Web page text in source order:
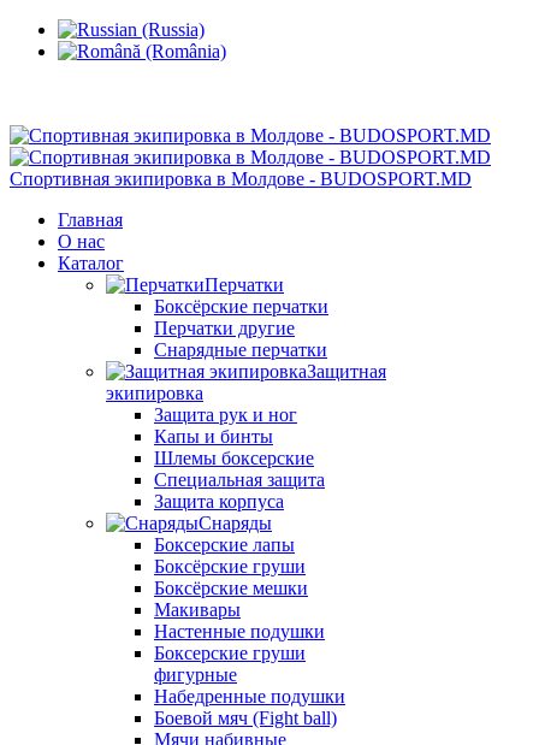
Спортивная экипировка в Молдове - BUDOSPORT.MD
Главная
О нас
Каталог
Перчатки
Боксёрские перчатки
Перчатки другие
Снарядные перчатки
Защитная
экипировка
Защита рук и ног
Капы и бинты
Шлемы боксерские
Специальная защита
Защита корпуса
Снаряды
Боксерские лапы
Боксёрские груши
Боксёрские мешки
Макивары
Настенные подушки
Боксерские груши
фигурные
Набедренные подушки
Боевой мяч (Fight ball)
Мячи набивные